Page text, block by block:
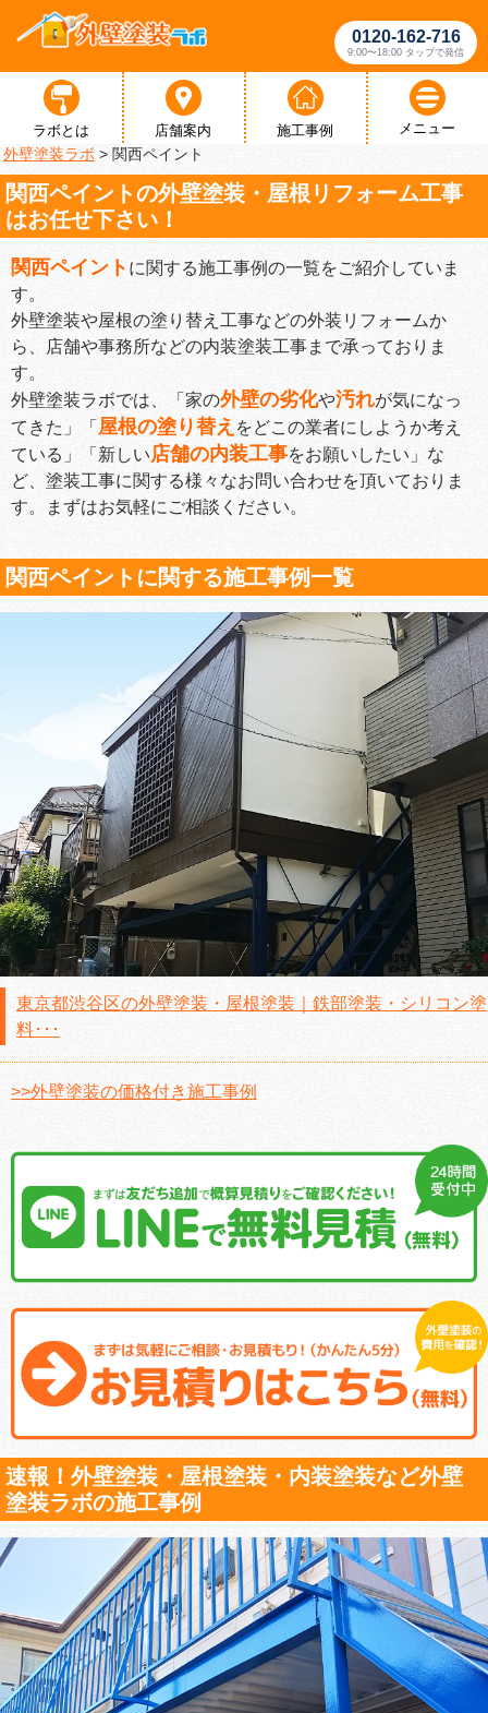
0120-162-716
9:00〜18:00 タップで発信
ラボとは 店舗案内 施工事例 メニュー
外壁塗装ラボ > 関西ペイント
関西ペイントの外壁塗装・屋根リフォーム工事
はお任せ下さい！
関西ペイント に関する施工事例の一覧をご紹介していま
す。
外壁塗装や屋根の塗り替え工事などの外装リフォームか
ら、店舗や事務所などの内装塗装工事まで承っておりま
す。
外壁塗装ラボでは、「家の外壁の劣化や汚れが気になっ
てきた」「 屋根の塗り替え をどこの業者にしようか考え
ている」「新しい店舗の内装工事をお願いしたい」な
ど、塗装工事に関する様々なお問い合わせを頂いておりま
す。まずはお気軽にご相談ください。
関西ペイントに関する施工事例一覧
東京都渋谷区の外壁塗装・屋根塗装｜鉄部塗装・シリコン塗
料･･･
>>外壁塗装の価格付き施工事例
速報！外壁塗装・屋根塗装・内装塗装など外壁
塗装ラボの施工事例